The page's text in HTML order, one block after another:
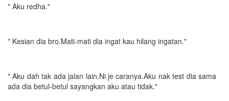
" Aku redha."
" Kesian dia bro.Mati-mati dia ingat kau hilang ingatan."
" Aku dah tak ada jalan lain.Ni je caranya.Aku nak test dia sama
ada dia betul-betul sayangkan aku atau tidak."